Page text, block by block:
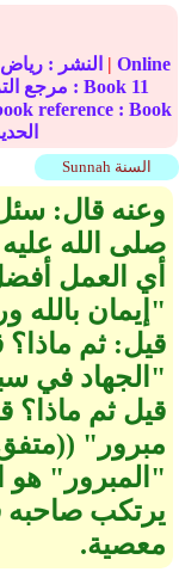
النشر : رياض | Online
translation reference مرجع الترجمة على الإنترنت : Book 11
reference : Book
Sunnah السنة
وعنه قال‏:‏
صلى الله
أي العمل
‏"‏إيمان بالله
قيل‏:‏ ثم ماذا‏؟‏
‏"‏الجهاد في
قيل ثم
مبرور‏"‏
‏"‏المبرور‏"‏ هو
يرتكب صاحبه
معصية‏.‏